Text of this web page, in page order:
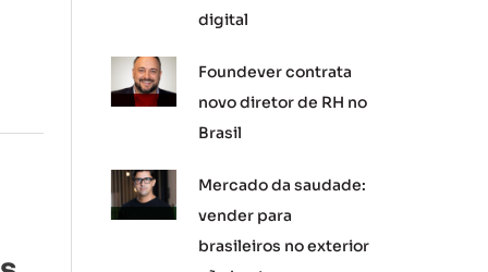
digital
Foundever contrata
novo diretor de RH no
Brasil
Mercado da saudade:
vender para
brasileiros no exterior